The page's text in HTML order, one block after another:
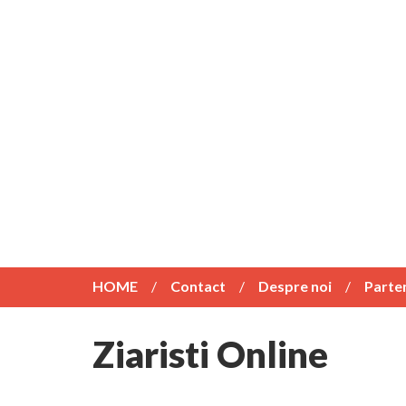
HOME Contact Despre noi
Ziaristi Online